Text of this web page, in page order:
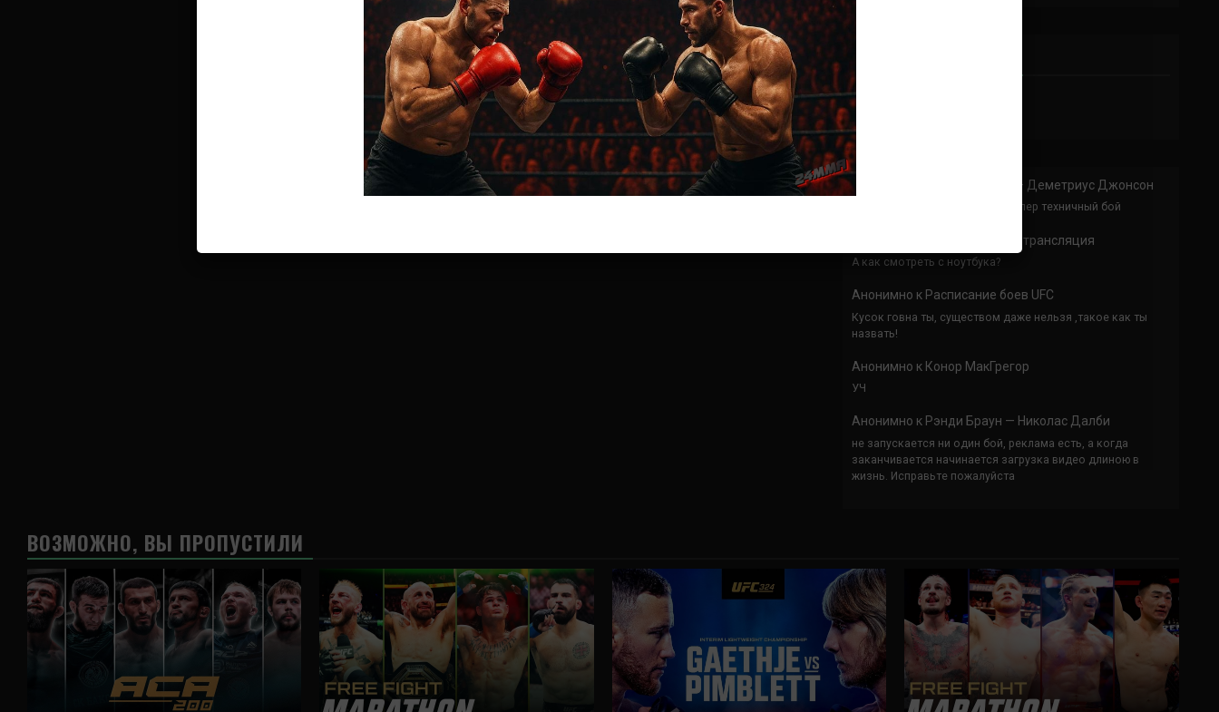
Анонимно Доминик Круз — Деметриус Джонсон
Спасибо что выложили этот супер техничный бой
UFC 324 прямая трансляция
А как смотреть с ноутбука?
Анонимно к Расписание боев UFC
Кусок говна ты, существом даже нельзя ,такое как ты
назвать!
Анонимно к Конор МакГрегор
УЧ
Анонимно к Рэнди Браун — Николас Далби
не запускается ни один бой, реклама есть, а когда
заканчивается начинается загрузка видео длиною в
жизнь. Исправьте пожалуйста
ВОЗМОЖНО, ВЫ ПРОПУСТИЛИ